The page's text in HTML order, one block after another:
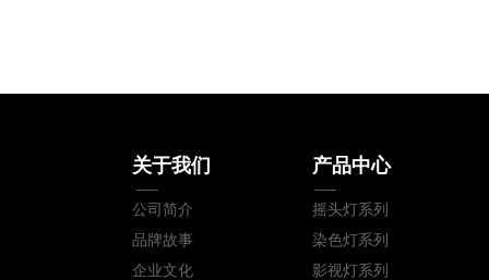
产品中心
摇头灯系列
染色灯系列
影视灯系列
关于我们
公司简介
品牌故事
企业文化